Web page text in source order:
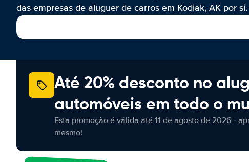
das empresas de aluguer de carros em Kodiak, AK por si.
Até 20% desconto no
automóveis em todo o
Esta promoção é válida até 11 de agosto de 2026 -
mesmo!